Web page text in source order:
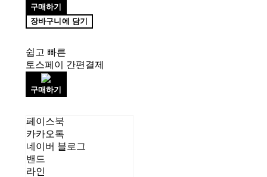
구매하기
장바구니에 담기
쉽고 빠른
토스페이 간편결제
구매하기
페이스북
카카오톡
네이버 블로그
밴드
라인